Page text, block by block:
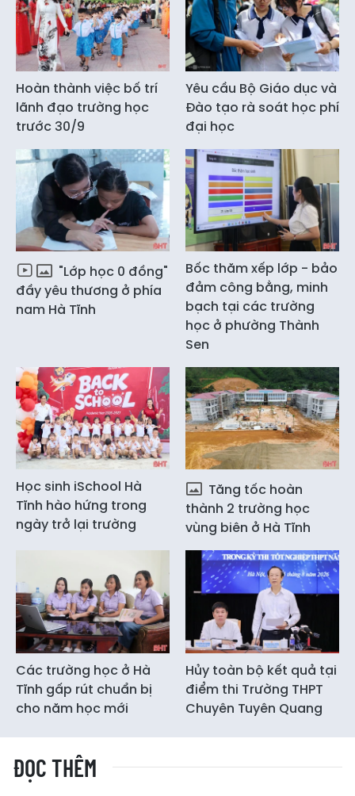
Hoàn thành việc bố trí
lãnh đạo trường học
trước 30/9
Yêu cầu Bộ Giáo dục và
Đào tạo rà soát học phí
đại học
"Lớp học 0 đồng"
đầy yêu thương ở phía
nam Hà Tĩnh
Bốc thăm xếp lớp - bảo
đảm công bằng, minh
bạch tại các trường
học ở phường Thành
Sen
Học sinh iSchool Hà
Tĩnh hào hứng trong
ngày trở lại trường
Tăng tốc hoàn
thành 2 trường học
vùng biên ở Hà Tĩnh
Các trường học ở Hà
Tĩnh gấp rút chuẩn bị
cho năm học mới
Hủy toàn bộ kết quả tại
điểm thi Trường THPT
Chuyên Tuyên Quang
ĐỌC THÊM